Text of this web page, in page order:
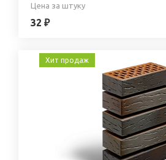
Цена за штуку
32 ₽
Хит продаж